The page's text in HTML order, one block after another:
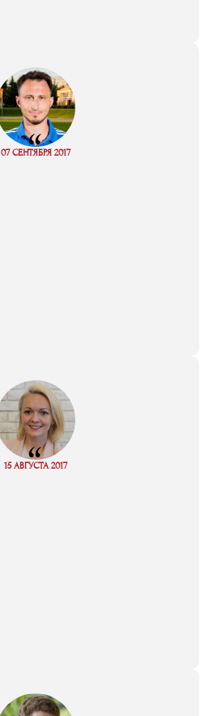
“
07 СЕНТЯБРЯ 2017
“
15 АВГУСТА 2017
Read